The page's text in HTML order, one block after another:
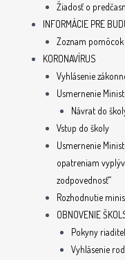
Žiadosť o
INFORMÁCIE PRE
Zoznam
KORONAVÍRUS
Vyhlásenie
Usmernenie
Návrat do
Vstup do školy
Usmernenie
opatreniam
zodpovednosť“
Rozhodnutie
OBNOVENIE
Pokyny
Vyhlásenie